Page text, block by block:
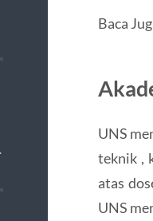
Baca
UNS
teknik ,
atas
UNS